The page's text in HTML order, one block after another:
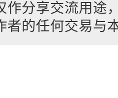
作分享交流用途
者的任何交易与